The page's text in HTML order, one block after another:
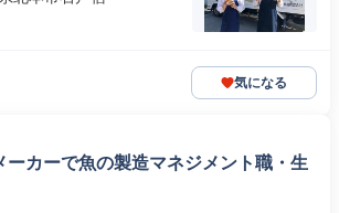
気になる
ーカーで魚の製造マネジメント職・生